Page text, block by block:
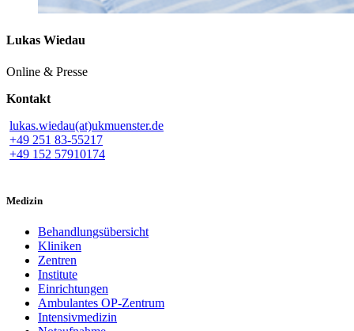
Lukas Wiedau
Online & Presse
Kontakt
lukas.wiedau(at)ukmuenster.de
+49 251 83-55217
+49 152 57910174
Medizin
Behandlungsübersicht
Kliniken
Zentren
Institute
Einrichtungen
Ambulantes OP-Zentrum
Intensivmedizin